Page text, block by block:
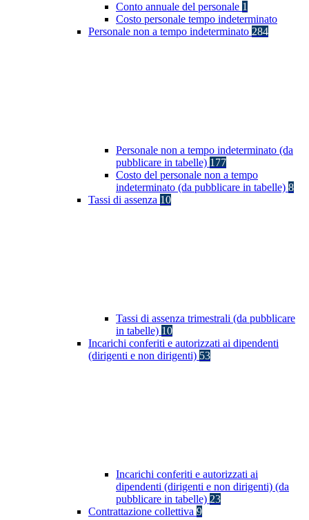
Conto annuale del personale 1
Costo personale tempo indeterminato
Personale non a tempo indeterminato 284
Personale non a tempo indeterminato (da
pubblicare in tabelle) 177
Costo del personale non a tempo
indeterminato (da pubblicare in tabelle) 8
Tassi di assenza 10
Tassi di assenza trimestrali (da pubblicare
in tabelle) 10
Incarichi conferiti e autorizzati ai dipendenti
(dirigenti e non dirigenti) 53
Incarichi conferiti e autorizzati ai
dipendenti (dirigenti e non dirigenti) (da
pubblicare in tabelle) 23
Contrattazione collettiva 9